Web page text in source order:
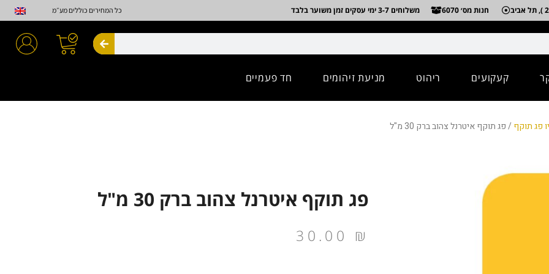
חנות מס׳ 6070 משלוחים 3-7 ימי עסקים זמן משוער בלבד כל המחירים כוללים מע״מ
חיפוש
קעקועים ריהוט מניעת זיהומים חד פעמיים
פג תוקף/ פג תוקף איטרנל צהוב ברק 30 מ"ל
פג תוקף איטרנל צהוב ברק 30 מ"ל
30.00 ₪